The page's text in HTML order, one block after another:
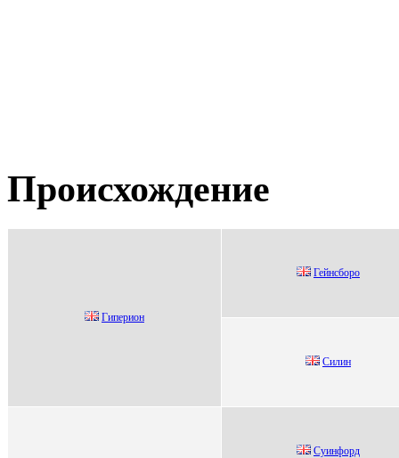
Происхождение
Гипeрион
Гейнсбoрo
Cилин
Cуинфopд